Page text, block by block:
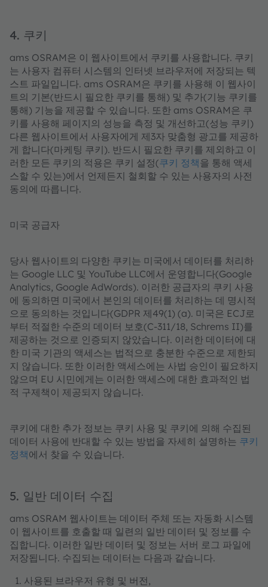
4. 쿠키
ams OSRAM은 이 웹사이트에서 쿠키를 사용합니다. 쿠키
는 사용자 컴퓨터 시스템의 인터넷 브라우저에 저장되는 텍
스트 파일입니다. ams OSRAM은 쿠키를 사용해 이 웹사이
트의 기본(반드시 필요한 쿠키를 통해) 및 추가(기능 쿠키를
통해) 기능을 제공할 수 있습니다. 또한 ams OSRAM은 쿠
키를 사용해 페이지의 성능을 측정 및 개선하고(성능 쿠키)
다른 웹사이트에서 사용자에게 제3자 맞춤형 광고를 제공하
게 합니다(마케팅 쿠키). 반드시 필요한 쿠키를 제외하고 이
러한 모든 쿠키의 적용은 쿠키 설정(쿠키 정책을 통해 액세
스할 수 있는)에서 언제든지 철회할 수 있는 사용자의 사전
동의에 따릅니다.
미국 공급자
당사 웹사이트의 다양한 쿠키는 미국에서 데이터를 처리하
는 Google LLC 및 YouTube LLC에서 운영합니다(Google
Analytics, Google AdWords). 이러한 공급자의 쿠키 사용
에 동의하면 미국에서 본인의 데이터를 처리하는 데 명시적
으로 동의하는 것입니다(GDPR 제49(1) (a). 미국은 ECJ로
부터 적절한 수준의 데이터 보호(C-311/18, Schrems II)를
제공하는 것으로 인증되지 않았습니다. 이러한 데이터에 대
한 미국 기관의 액세스는 법적으로 충분한 수준으로 제한되
지 않습니다. 또한 이러한 액세스에는 사법 승인이 필요하지
않으며 EU 시민에게는 이러한 액세스에 대한 효과적인 법
적 구제책이 제공되지 않습니다.
쿠키에 대한 추가 정보는 쿠키 사용 및 쿠키에 의해 수집된
데이터 사용에 반대할 수 있는 방법을 자세히 설명하는 쿠키
정책에서 찾을 수 있습니다.
5. 일반 데이터 수집
ams OSRAM 웹사이트는 데이터 주체 또는 자동화 시스템
이 웹사이트를 호출할 때 일련의 일반 데이터 및 정보를 수
집합니다. 이러한 일반 데이터 및 정보는 서버 로그 파일에
저장됩니다. 수집되는 데이터는 다음과 같습니다.
사용된 브라우저 유형 및 버전,